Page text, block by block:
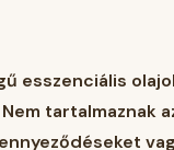
esszenciális
tartalmaznak